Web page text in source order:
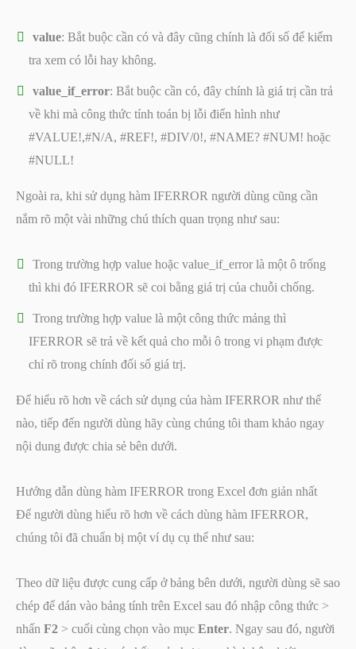
value: Bắt buộc cần có và đây cũng chính là đối số để kiểm
tra xem có lỗi hay không.
value_if_error: Bắt buộc cần có, đây chính là giá trị cần trả
về khi mà công thức tính toán bị lỗi điển hình như
#VALUE!,#N/A, #REF!, #DIV/0!, #NAME? #NUM! hoặc
#NULL!
Ngoài ra, khi sử dụng hàm IFERROR người dùng cũng cần
nắm rõ một vài những chú thích quan trọng như sau:
Trong trường hợp value hoặc value_if_error là một ô trống
thì khi đó IFERROR sẽ coi bằng giá trị của chuỗi chống.
Trong trường hợp value là một công thức mảng thì
IFERROR sẽ trả về kết quả cho mỗi ô trong vi phạm được
chỉ rõ trong chính đối số giá trị.
Để hiểu rõ hơn về cách sử dụng của hàm IFERROR như thế
nào, tiếp đến người dùng hãy cùng chúng tôi tham khảo ngay
nội dung được chia sẻ bên dưới.
Hướng dẫn dùng hàm IFERROR trong Excel đơn giản nhất
Để người dùng hiểu rõ hơn về cách dùng hàm IFERROR,
chúng tôi đã chuẩn bị một ví dụ cụ thể như sau:
Theo dữ liệu được cung cấp ở bảng bên dưới, người dùng sẽ sao
chép để dán vào bảng tính trên Excel sau đó nhập công thức >
nhấn F2 > cuối cùng chọn vào mục Enter. Ngay sau đó, người